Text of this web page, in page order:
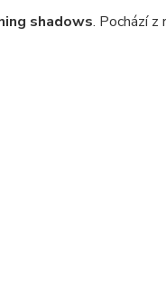
shadows. Pochází z